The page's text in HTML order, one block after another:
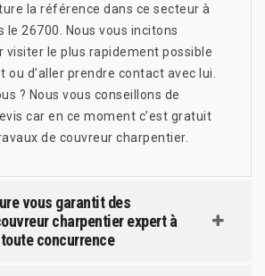
la référence dans ce secteur à
le 26700. Nous vous incitons
visiter le plus rapidement possible
ou d’aller prendre contact avec lui.
? Nous vous conseillons de
car en ce moment c’est gratuit
de couvreur charpentier.
vous garantit des
charpentier expert à
concurrence